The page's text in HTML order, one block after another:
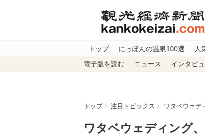
トップ にっぽんの温泉100選 人
電子版を読む ニュース インタビ
トップ 注目トピックス ワタベウェデ
ワタベウェディング、